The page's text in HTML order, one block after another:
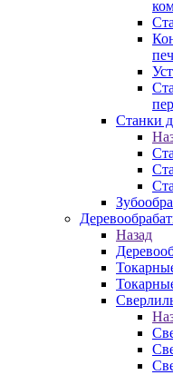
Станки
Назад